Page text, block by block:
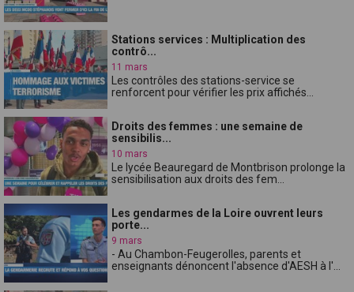
Stations services : Multiplication des
contrô...
11 mars
Les contrôles des stations-service se
renforcent pour vérifier les prix affichés...
Droits des femmes : une semaine de
sensibilis...
10 mars
Le lycée Beauregard de Montbrison prolonge la
sensibilisation aux droits des fem...
Les gendarmes de la Loire ouvrent leurs
porte...
9 mars
- Au Chambon-Feugerolles, parents et
enseignants dénoncent l'absence d'AESH à l'...